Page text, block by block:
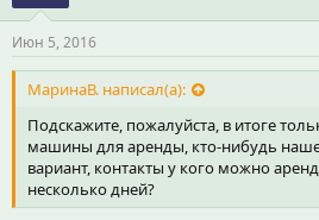
и
:
Июн 5, 2016
МаринаВ. написал(а):
Подскажите, пожалуйста, в итоге
машины для аренды, кто-нибудь
вариант, контакты у кого можно
несколько дней?